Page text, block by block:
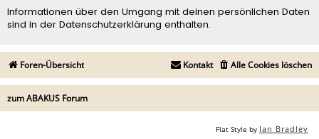
Informationen über den Umgang mit deinen persönlichen Daten
sind in der Datenschutzerklärung enthalten.
Foren-Übersicht Alle Cookies löschen
Kontakt
zum ABAKUS Forum
Flat Style by Ian Bradley